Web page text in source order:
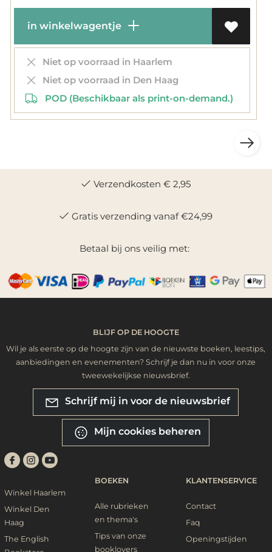
in winkelwagentje
Niet op voorraad in Haarlem
Niet op voorraad in Den Haag
POD (Beschikbaar als print-on-demand.)
Verzendkosten € 2,95
Gratis verzending vanaf €24,99
Betaal bij ons veilig met:
BLIJF OP DE HOOGTE
Wil je als eerste op de hoogte zijn van de nieuwste boeken, leestips,
aanbiedingen en evenementen? Schrijf je dan nu in voor onze
tweewekelijkse nieuwsbrief.
Schrijf mij in voor de nieuwsbrief
Mijn cookies beheren
Winkel Haarlem
Winkel Den
Haag
The English
BOEKEN
Alle rubrieken
en thema's
Tips van onze
booklovers
KLANTENSERVICE
Contact
Faq
Openingstijden